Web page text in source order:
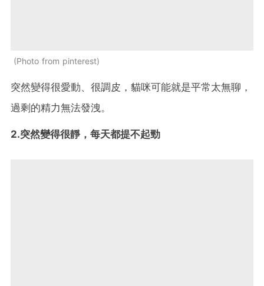
Photo from pinterest
突然變得很愛動、很調皮，貓咪可能就是平常太無聊，
過剩的精力無法發洩。
2.突然變得很靜，每天都提不起勁